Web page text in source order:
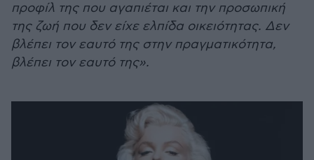
προφίλ της που αγαπιέται και την προσωπική
της ζωή που δεν είχε ελπίδα οικειότητας. Δεν
βλέπει τον εαυτό της στην πραγματικότητα,
βλέπει τον εαυτό της».